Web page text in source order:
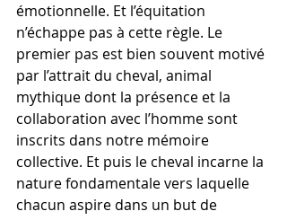
émotionnelle. Et l’équitation
n’échappe pas à cette règle. Le
premier pas est bien souvent motivé
par l’attrait du cheval, animal
mythique dont la présence et la
collaboration avec l’homme sont
inscrits dans notre mémoire
collective. Et puis le cheval incarne la
nature fondamentale vers laquelle
chacun aspire dans un but de